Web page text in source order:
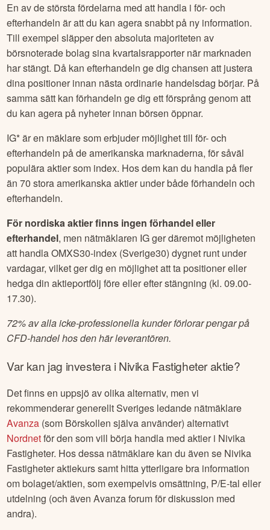
En av de största fördelarna med att handla i för- och
efterhandeln är att du kan agera snabbt på ny information.
Till exempel släpper den absoluta majoriteten av
börsnoterade bolag sina kvartalsrapporter när marknaden
har stängt. Då kan efterhandeln ge dig chansen att justera
dina positioner innan nästa ordinarie handelsdag börjar. På
samma sätt kan förhandeln ge dig ett försprång genom att
du kan agera på nyheter innan börsen öppnar.
IG* är en mäklare som erbjuder möjlighet till för- och
efterhandeln på de amerikanska marknaderna, för såväl
populära aktier som index. Hos dem kan du handla på fler
än 70 stora amerikanska aktier under både förhandeln och
efterhandeln.
För nordiska aktier finns ingen förhandel eller
efterhandel, men nätmäklaren IG ger däremot möjligheten
att handla OMXS30-index (Sverige30) dygnet runt under
vardagar, vilket ger dig en möjlighet att ta positioner eller
hedga din aktieportfölj före eller efter stängning (kl. 09.00-
17.30).
72% av alla icke-professionella kunder förlorar pengar på
CFD-handel hos den här leverantören.
Var kan jag investera iNivika Fastigheteraktie?
Det finns en uppsjö av olika alternativ, men vi
rekommenderar generellt Sveriges ledande nätmäklare
Avanza (som Börskollen själva använder) alternativt
Nordnetför den som vill börja handla med aktier i Nivika
Fastigheter. Hos dessa nätmäklare kan du även se Nivika
Fastigheteraktiekurs samt hitta ytterligare bra information
om bolaget/aktien, som exempelvis omsättning, P/E-tal eller
utdelning (och även Avanza forum för diskussion med
andra).